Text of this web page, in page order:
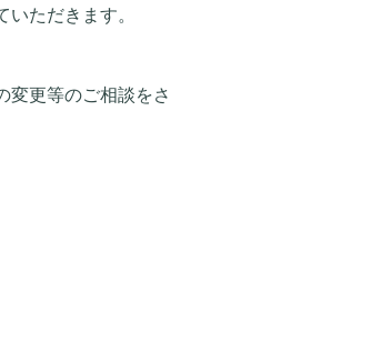
ただきます。
変更等のご相談をさ